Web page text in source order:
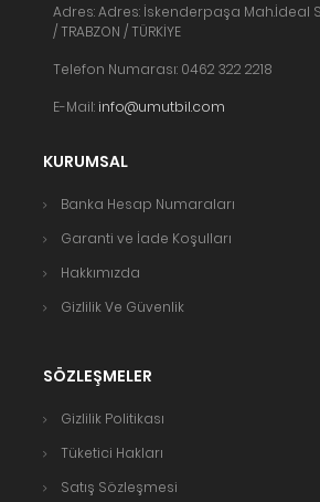
Adres: Adres: İskenderpaşa Mah.İdeal
/ TRABZON / TÜRKİYE
Telefon Numarası: 0462 322 2218
E-Mail: info@umutbil.com
KURUMSAL
Banka Hesap Numaraları
Garanti ve İade Koşulları
Hakkımızda
Gizlilik Ve Güvenlik
SÖZLEŞMELER
Gizlilik Politikası
Tüketici Hakları
Satış Sözleşmesi